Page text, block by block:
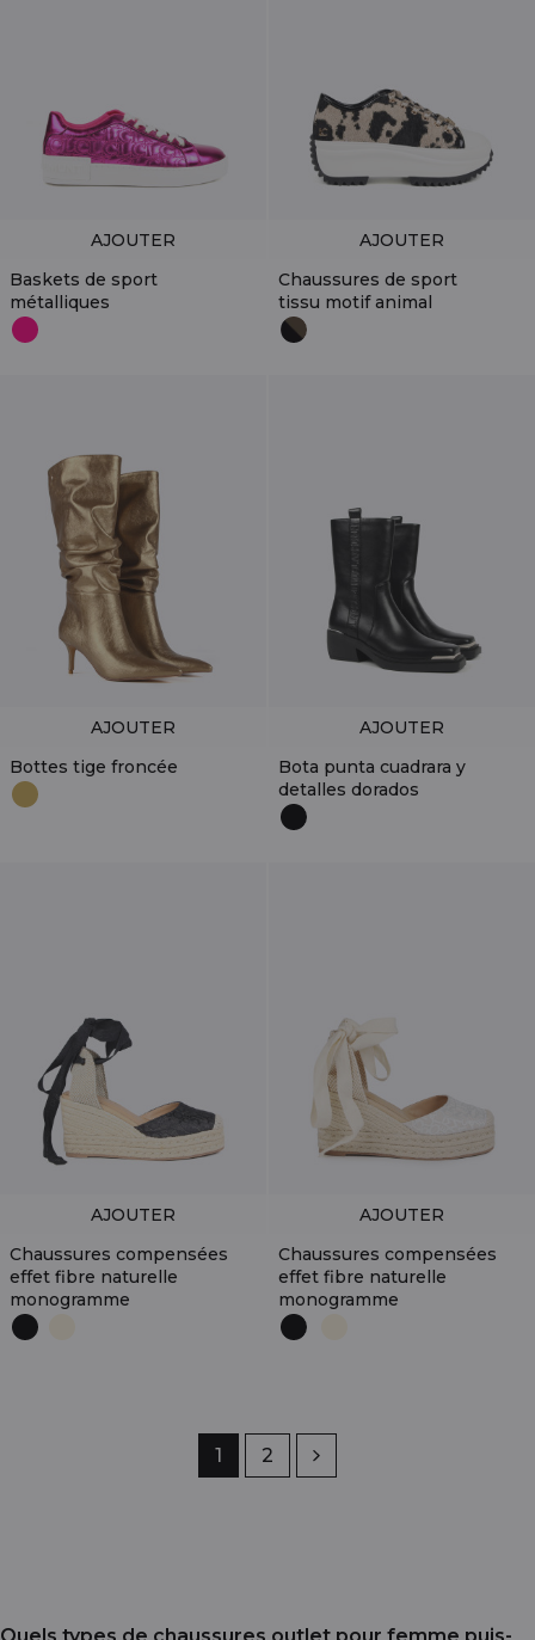
Baskets de sport
métalliques
AJOUTER
Chaussures de sport
tissu motif animal
AJOUTER
Bottes tige froncée
AJOUTER
Bota punta cuadrara y
detalles dorados
AJOUTER
Chaussures compensées
effet fibre naturelle
monogramme
AJOUTER
Chaussures compensées
effet fibre naturelle
monogramme
AJOUTER
Page
1 Page
2